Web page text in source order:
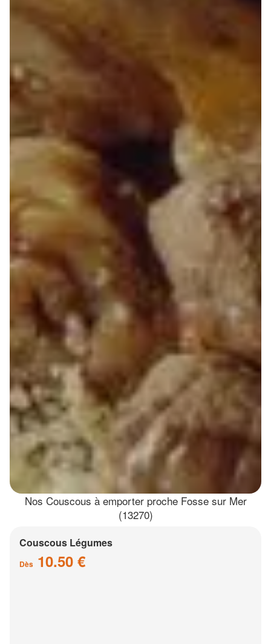
Nos Couscous à emporter proche Fosse sur Mer
(13270)
Couscous Légumes
Dès 10.50 €